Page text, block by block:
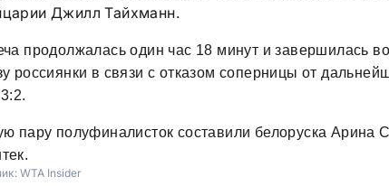
Джилл Тайхманн.
продолжалась один час 18 минут и завершилась
россиянки в связи с отказом соперницы от
пару полуфиналисток составили белоруска Арина
WTA Insider